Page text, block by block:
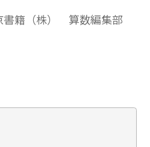
活を見つめ直すこと｣
書籍（株） 算数編集部